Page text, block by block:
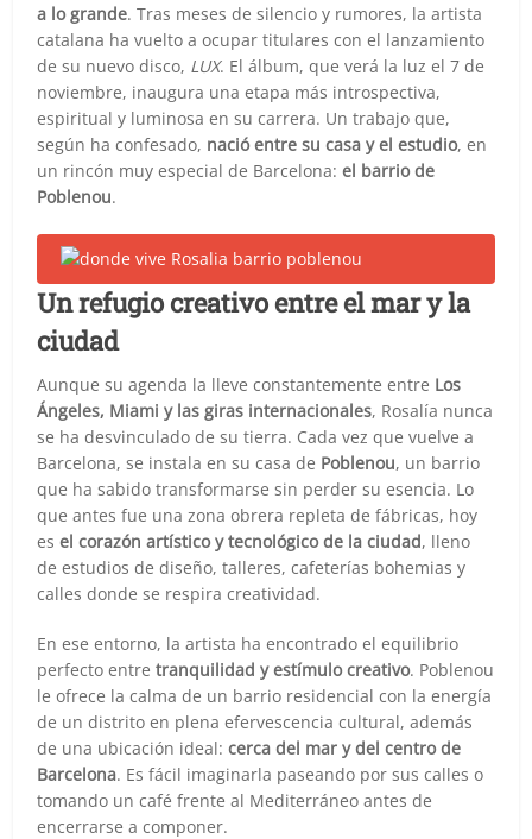
a lo grande. Tras meses de silencio y rumores, la artista
catalana ha vuelto a ocupar titulares con el lanzamiento
de su nuevo disco, LUX. El álbum, que verá la luz el 7 de
noviembre, inaugura una etapa más introspectiva,
espiritual y luminosa en su carrera. Un trabajo que,
según ha confesado, nació entre su casa y el estudio, en
un rincón muy especial de Barcelona:el barrio de
Poblenou.
Un refugio creativo entre el mar y la
ciudad
Aunque su agenda la lleve constantemente entre Los
Ángeles, Miami y las giras internacionales, Rosalía nunca
se ha desvinculado de su tierra. Cada vez que vuelve a
Barcelona, se instala en su casa de Poblenou, un barrio
que ha sabido transformarse sin perder su esencia. Lo
que antes fue una zona obrera repleta de fábricas, hoy
esel corazón artístico y tecnológico de la ciudad, lleno
de estudios de diseño, talleres, cafeterías bohemias y
calles donde se respira creatividad.
En ese entorno, la artista ha encontrado el equilibrio
perfecto entretranquilidad y estímulo creativo. Poblenou
le ofrece la calma de un barrio residencial con la energía
de un distrito en plena efervescencia cultural, además
de una ubicación ideal:cerca del mar y del centro de
Barcelona. Es fácil imaginarla paseando por sus calles o
tomando un café frente al Mediterráneo antes de
encerrarse a componer.